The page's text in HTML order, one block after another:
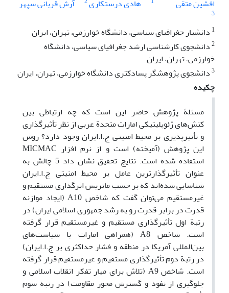
افشین متقی
هادی درستکاری آرش قربانی سپهر
3
1 دانشیار جغرافیای سیاسی، دانشگاه خوارزمی، تهران، ایران
2دانشجوی کارشناسی ارشد جغرافیای سیاسی، دانشگاه
خوارزمی، تهران، ایران
3دانشجوی پژوهشگر پسادکتری دانشگاه خوارزمی، تهران، ایران
چکیده
مسئلۀ پژوهش حاضر این است که چه ارتباطی بین
کنش‌های ژئوپلیتیکی امارات متحدة عربی از نظر تأثیرگذاری
و تأثیرپذیری بر محیط امنیتی ج.ا.ایران وجود دارد؟ روش
این پژوهش (آمیخته) است و از نرم افزار MICMAC
استفاده شده است. نتایج تحقیق نشان داد 5 چالش به
عنوان تأثیرگذارترین عامل بر محیط امنیتی ج.ا.ایران
شناسایی شده‌اند که بر حسب ماتریس اثرگذاری مستقیم و
غیرمستقیم می‌توان گفت که شاخص A10 (ایجاد موازنه
قدرت در برابر قدرت رو به رشد جمهوری اسلامی ایران) در
رتبة اول تأثیرگذاری مستقیم و غیرمستقیم قرار گرفته
است. شاخص A8 (همراهی امارات با سیاست‌های
بین‌المللی آمریکا در منطقه و فشار حداکثری بر ج.ا.ایران)
در رتبة دوم تأثیرگذاری مستقیم و غیرمستقیم قرار گرفته
است. شاخص A9 (تلاش برای مهار تفکر انقلاب اسلامی و
جلوگیری از نفوذ و گسترش محور مقاومت) در رتبة سوم